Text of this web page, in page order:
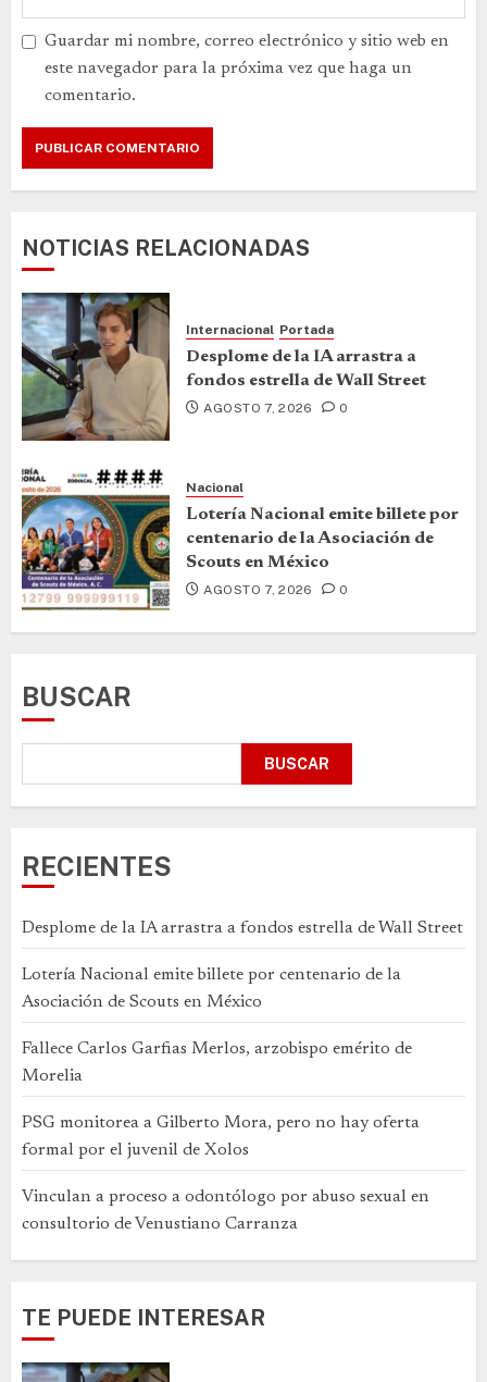
Guardar mi nombre, correo electrónico y sitio web en
este navegador para la próxima vez que haga un
comentario.
NOTICIAS RELACIONADAS
Internacional Portada
Desplome de la IA arrastra a
fondos estrella de Wall Street
AGOSTO 7, 2026 0
Nacional
Lotería Nacional emite billete por
centenario de la Asociación de
Scouts en México
AGOSTO 7, 2026 0
BUSCAR
BUSCAR
RECIENTES
Desplome de la IA arrastra a fondos estrella de Wall Street
Lotería Nacional emite billete por centenario de la
Asociación de Scouts en México
Fallece Carlos Garfias Merlos, arzobispo emérito de
Morelia
PSG monitorea a Gilberto Mora, pero no hay oferta
formal por el juvenil de Xolos
Vinculan a proceso a odontólogo por abuso sexual en
consultorio de Venustiano Carranza
TE PUEDE INTERESAR